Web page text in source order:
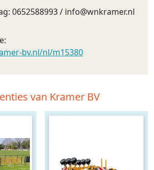
0652588993 / info@wnkramer.nl
bv.nl/nl/m15380
van Kramer BV